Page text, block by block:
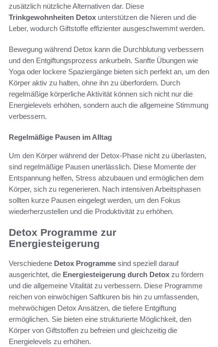
zusätzlich nützliche Alternativen dar. Diese
Trinkgewohnheiten Detox unterstützen die Nieren und die
Leber, wodurch Giftstoffe effizienter ausgeschwemmt werden.
Bewegung während Detox kann die Durchblutung verbessern
und den Entgiftungsprozess ankurbeln. Sanfte Übungen wie
Yoga oder lockere Spaziergänge bieten sich perfekt an, um den
Körper aktiv zu halten, ohne ihn zu überfordern. Durch
regelmäßige körperliche Aktivität können sich nicht nur die
Energielevels erhöhen, sondern auch die allgemeine Stimmung
verbessern.
Regelmäßige Pausen im Alltag
Um den Körper während der Detox-Phase nicht zu überlasten,
sind regelmäßige Pausen unerlässlich. Diese Momente der
Entspannung helfen, Stress abzubauen und ermöglichen dem
Körper, sich zu regenerieren. Nach intensiven Arbeitsphasen
sollten kurze Pausen eingelegt werden, um den Fokus
wiederherzustellen und die Produktivität zu erhöhen.
Detox Programme zur
Energiesteigerung
Verschiedene Detox Programme sind speziell darauf
ausgerichtet, die Energiesteigerung durch Detox zu fördern
und die allgemeine Vitalität zu verbessern. Diese Programme
reichen von einwöchigen Saftkuren bis hin zu umfassenden,
mehrwöchigen Detox Ansätzen, die tiefere Entgiftung
ermöglichen. Sie bieten eine strukturierte Möglichkeit, den
Körper von Giftstoffen zu befreien und gleichzeitig die
Energielevels zu erhöhen.